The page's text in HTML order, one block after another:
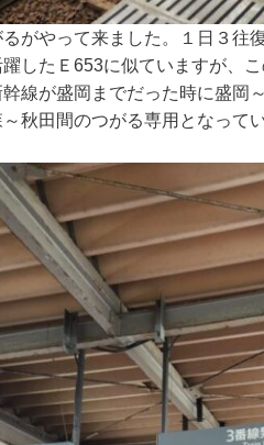
がやって来ました。１日３往
したＥ653に似ていますが、
線が盛岡までだった時に盛岡
秋田間のつがる専用となって